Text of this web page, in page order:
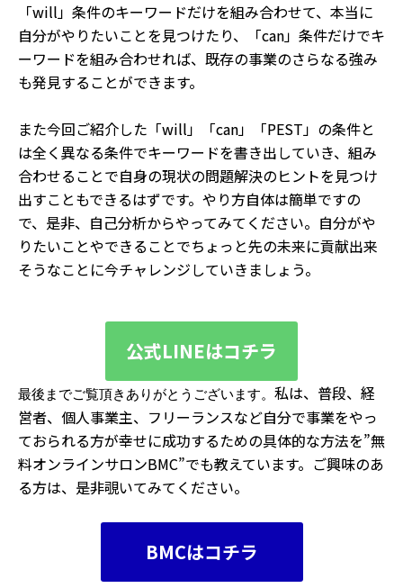
「will」条件のキーワードだけを組み合わせて、本当に
自分がやりたいことを見つけたり、「can」条件だけでキ
ーワードを組み合わせれば、既存の事業のさらなる強み
も発見することができます。
また今回ご紹介した「will」「can」「PEST」の条件と
は全く異なる条件でキーワードを書き出していき、組み
合わせることで自身の現状の問題解決のヒントを見つけ
出すこともできるはずです。やり方自体は簡単ですの
で、是非、自己分析からやってみてください。自分がや
りたいことやできることでちょっと先の未来に貢献出来
そうなことに今チャレンジしていきましょう。
公式LINEはコチラ
最後までご覧頂きありがとうございます。 私は、普段、経
営者、個人事業主、フリーランスなど自分で事業をやっ
ておられる方が幸せに成功するための具体的な方法を”無
料オンラインサロンBMC”でも教えています。ご興味のあ
る方は、是非覗いてみてください。
BMCはコチラ